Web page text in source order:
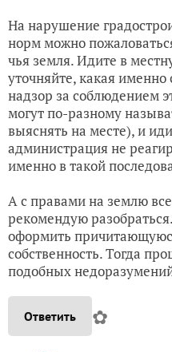
На нарушение
норм можно
чья земля. Идите в
уточняйте, какая именно
надзор за соблюдением
могут по-разному
выяснять на месте), и
администрация не
именно в такой
А с правами на землю
рекомендую
оформить
собственность. Тогда
подобных
Ответить ✿